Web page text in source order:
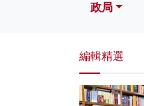
政局
編輯精選